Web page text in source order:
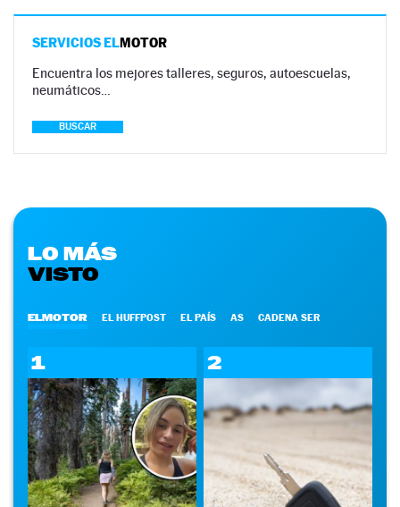
SERVICIOS ELMOTOR
Encuentra los mejores talleres, seguros, autoescuelas,
neumáticos…
BUSCAR
LO MÁS
VISTO
ELMOTOR EL HUFFPOST EL PAÍS AS CADENA SER
1 2